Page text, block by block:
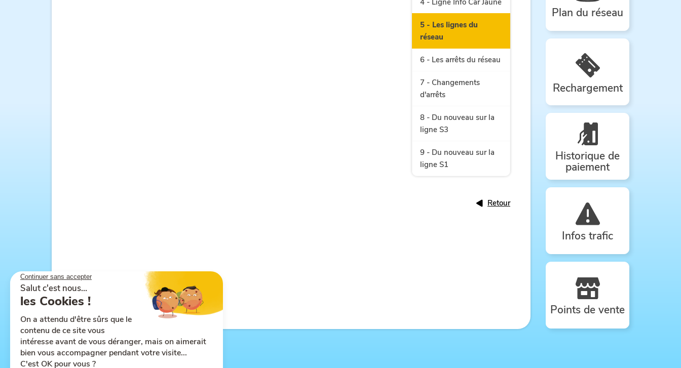
4 - Ligne Info Car Jaune
5 - Les lignes du
réseau
6 - Les arrêts du réseau
7 - Changements
d'arrêts
8 - Du nouveau sur la
ligne S3
9 - Du nouveau sur la
ligne S1
Retour
Plan du réseau
Rechargement
Historique de
paiement
Infos trafic
Points de vente